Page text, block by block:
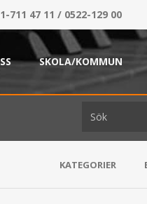
711 47 11 / 0522-129 00
SKOLA/KOMMUN
KATEGORIER